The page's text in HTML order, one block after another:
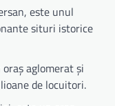
este unul
situri istorice
aglomerat și
de locuitori.